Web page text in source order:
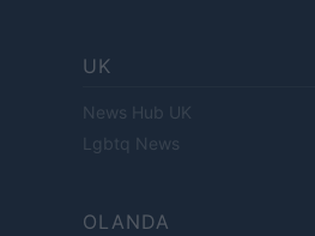
UK
News Hub UK
Lgbtq News
OLANDA